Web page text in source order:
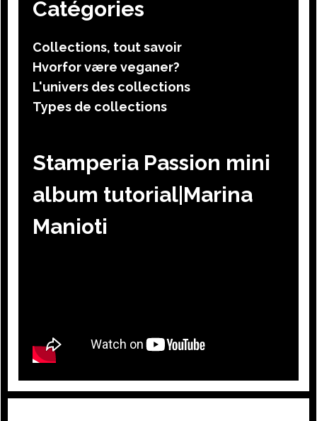
Catégories
Collections, tout savoir
Hvorfor være veganer?
L'univers des collections
Types de collections
Stamperia Passion mini
album tutorial|Marina
Manioti